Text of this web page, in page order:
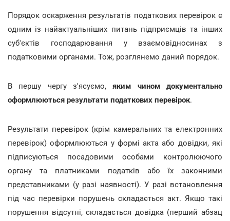
Порядок оскарження результатів податкових перевірок є
одним із найактуальніших питань підприємців та інших
суб'єктів господарювання у взаємовідносинах з
податковими органами. Тож, розглянемо даний порядок.
В першу чергу з'ясуємо,яким чином документально
оформлюються результати податкових перевірок.
Результати перевірок (крім камеральних та електронних
перевірок) оформлюються у формі акта або довідки, які
підписуються посадовими особами контролюючого
органу та платниками податків або їх законними
представниками (у разі наявності). У разі встановлення
під час перевірки порушень складається акт. Якщо такі
порушення відсутні, складається довідка (перший абзац